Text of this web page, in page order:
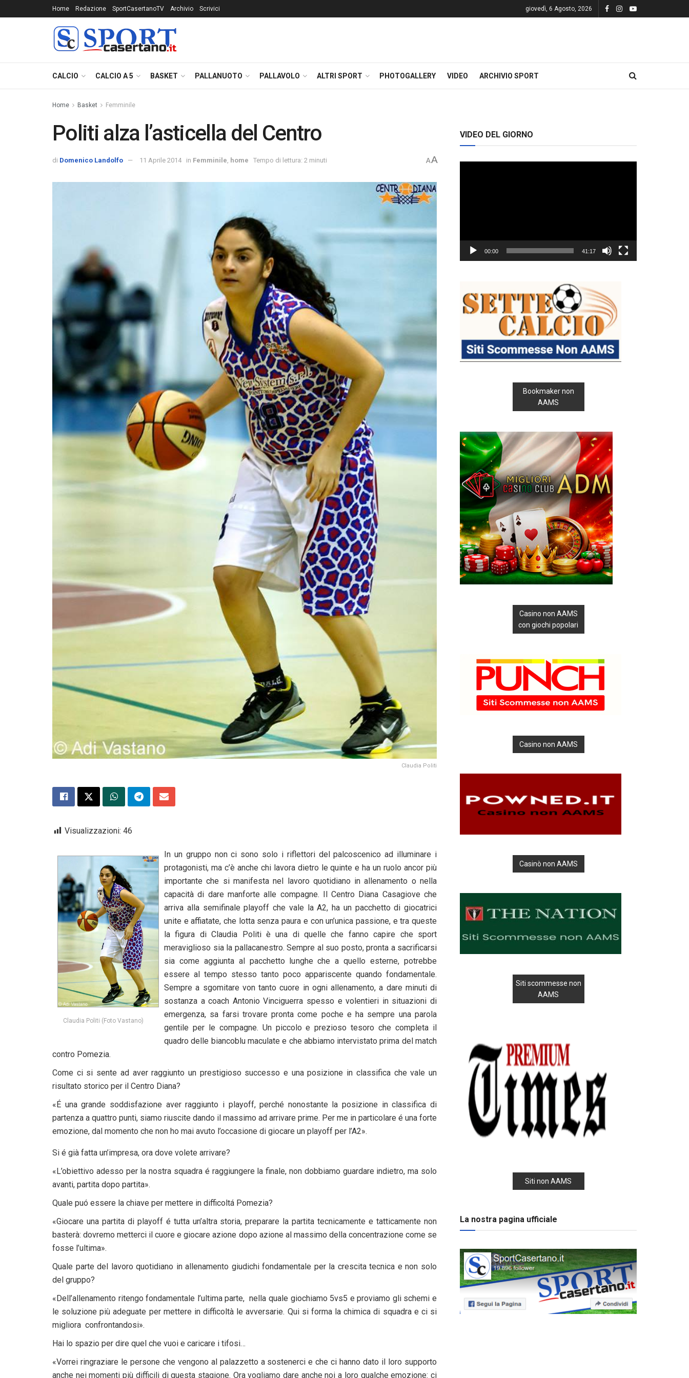
Home Redazione SportCasertanoTV Archivio Scrivici giovedì, 6 Agosto, 2026
CALCIO CALCIO A 5 BASKET PALLANUOTO PALLAVOLO ALTRI SPORT PHOTOGALLERY VIDEO ARCHIVIO SPORT
Home Basket Femminile
Politi alza l’asticella del Centro
di Domenico Landolfo 11 Aprile 2014 in Femminile home Tempo di lettura: 2 minuti AA
Claudia Politi
Visualizzazioni: 46
Claudia Politi (Foto Vastano)
In un gruppo non ci sono solo i riflettori del palcoscenico ad illuminare i
protagonisti, ma c’è anche chi lavora dietro le quinte e ha un ruolo ancor più
importante che si manifesta nel lavoro quotidiano in allenamento o nella
capacità di dare manforte alle compagne. Il Centro Diana Casagiove che
arriva alla semifinale playoff che vale la A2, ha un pacchetto di giocatrici
unite e affiatate, che lotta senza paura e con un’unica passione, e tra queste
la figura di Claudia Politi è una di quelle che fanno capire che sport
meraviglioso sia la pallacanestro. Sempre al suo posto, pronta a sacrificarsi
sia come aggiunta al pacchetto lunghe che a quello esterne, potrebbe
essere al tempo stesso tanto poco appariscente quando fondamentale.
Sempre a sgomitare von tanto cuore in ogni allenamento, a dare minuti di
sostanza a coach Antonio Vinciguerra spesso e volentieri in situazioni di
emergenza, sa farsi trovare pronta come poche e ha sempre una parola
gentile per le compagne. Un piccolo e prezioso tesoro che completa il
quadro delle biancoblu maculate e che abbiamo intervistato prima del match
contro Pomezia.
Come ci si sente ad aver raggiunto un prestigioso successo e una posizione in classifica che vale un
risultato storico per il Centro Diana?
«É una grande soddisfazione aver raggiunto i playoff, perché nonostante la posizione in classifica di
partenza a quattro punti, siamo riuscite dando il massimo ad arrivare prime. Per me in particolare é una forte
emozione, dal momento che non ho mai avuto l’occasione di giocare un playoff per l’A2».
Si é già fatta un’impresa, ora dove volete arrivare?
«L’obiettivo adesso per la nostra squadra é raggiungere la finale, non dobbiamo guardare indietro, ma solo
avanti, partita dopo partita».
Quale puó essere la chiave per mettere in difficoltá Pomezia?
«Giocare una partita di playoff é tutta un’altra storia, preparare la partita tecnicamente e tatticamente non
basterà: dovremo metterci il cuore e giocare azione dopo azione al massimo della concentrazione come se
fosse l’ultima».
Quale parte del lavoro quotidiano in allenamento giudichi fondamentale per la crescita tecnica e non solo
del gruppo?
«Dell’allenamento ritengo fondamentale l’ultima parte, nella quale giochiamo 5vs5 e proviamo gli schemi e
le soluzione più adeguate per mettere in difficoltà le avversarie. Qui si forma la chimica di squadra e ci si
migliora confrontandosi».
Hai lo spazio per dire quel che vuoi e caricare i tifosi…
«Vorrei ringraziare le persone che vengono al palazzetto a sostenerci e che ci hanno dato il loro supporto
anche nei momenti più difficili di questa stagione. Ora vogliamo dare anche noi a loro qualche emozione: ci
VIDEO DEL GIORNO
00:00 41:17
Bookmaker non
AAMS
Casino non AAMS
con giochi popolari
Casino non AAMS
Casinò non AAMS
Siti scommesse non
AAMS
Siti non AAMS
La nostra pagina ufficiale